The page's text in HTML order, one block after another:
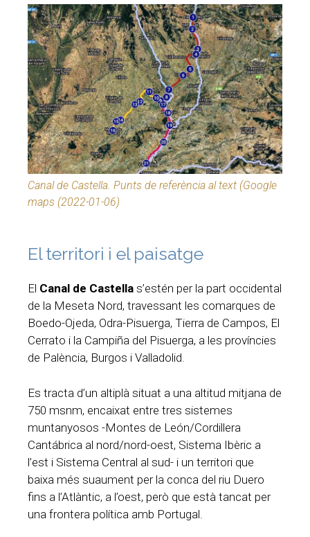
Canal de Castella. Punts de referència al text (Google
maps (2022-01-06)
El territori i el paisatge
El Canal de Castella s’estén per la part occidental
de la Meseta Nord, travessant les comarques de
Boedo-Ojeda, Odra-Pisuerga, Tierra de Campos, El
Cerrato i la Campiña del Pisuerga, a les províncies
de Palència, Burgos i Valladolid.
Es tracta d’un altiplà situat a una altitud mitjana de
750 msnm, encaixat entre tres sistemes
muntanyosos -Montes de León/Cordillera
Cantábrica al nord/nord-oest, Sistema Ibèric a
l’est i Sistema Central al sud- i un territori que
baixa més suaument per la conca del riu Duero
fins a l’Atlàntic, a l’oest, però que està tancat per
una frontera política amb Portugal.